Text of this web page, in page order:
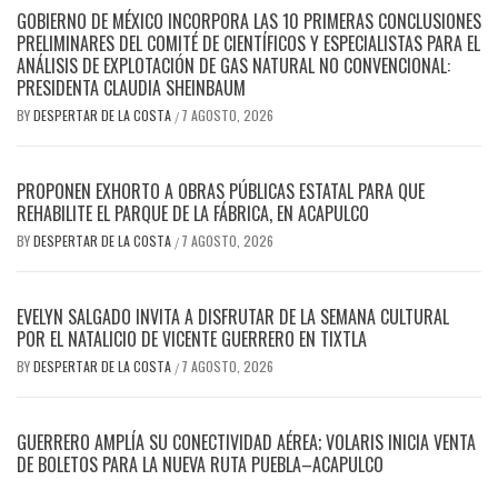
GOBIERNO DE MÉXICO INCORPORA LAS 10 PRIMERAS CONCLUSIONES
PRELIMINARES DEL COMITÉ DE CIENTÍFICOS Y ESPECIALISTAS PARA EL
ANÁLISIS DE EXPLOTACIÓN DE GAS NATURAL NO CONVENCIONAL:
PRESIDENTA CLAUDIA SHEINBAUM
BYDESPERTAR DE LA COSTA / 7 AGOSTO, 2026
PROPONEN EXHORTO A OBRAS PÚBLICAS ESTATAL PARA QUE
REHABILITE EL PARQUE DE LA FÁBRICA, EN ACAPULCO
BYDESPERTAR DE LA COSTA / 7 AGOSTO, 2026
EVELYN SALGADO INVITA A DISFRUTAR DE LA SEMANA CULTURAL
POR EL NATALICIO DE VICENTE GUERRERO EN TIXTLA
BYDESPERTAR DE LA COSTA / 7 AGOSTO, 2026
GUERRERO AMPLÍA SU CONECTIVIDAD AÉREA; VOLARIS INICIA VENTA
DE BOLETOS PARA LA NUEVA RUTA PUEBLA–ACAPULCO